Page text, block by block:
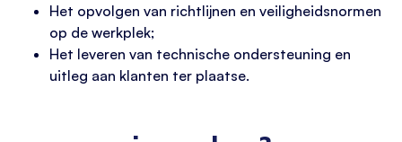
Het opvolgen van richtlijnen en veiligheidsnormen
op de werkplek;
Het leveren van technische ondersteuning en
uitleg aan klanten ter plaatse.